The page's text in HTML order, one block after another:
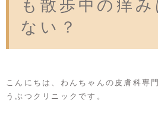
も散歩中の痒
ない？
こんにちは、わんちゃんの皮膚科専
うぶつクリニックです。